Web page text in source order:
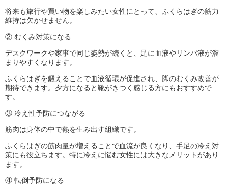
将来も旅行や買い物を楽しみたい女性にとって、ふくらはぎの筋力
維持は欠かせません。
② むくみ対策になる
デスクワークや家事で同じ姿勢が続くと、足に血液やリンパ液が溜
まりやすくなります。
ふくらはぎを鍛えることで血液循環が促進され、脚のむくみ改善が
期待できます。夕方になると靴がきつく感じる方にもおすすめで
す。
③ 冷え性予防につながる
筋肉は身体の中で熱を生み出す組織です。
ふくらはぎの筋肉量が増えることで血流が良くなり、手足の冷え対
策にも役立ちます。特に冷えに悩む女性には大きなメリットがあり
ます。
④ 転倒予防になる